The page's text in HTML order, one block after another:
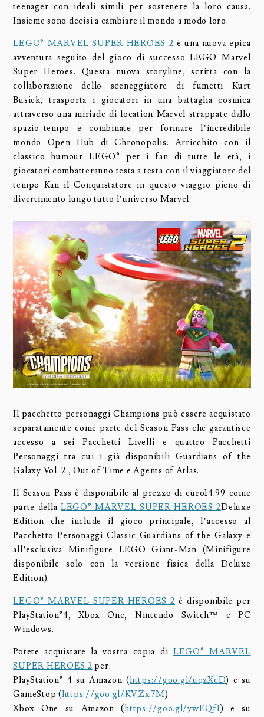
teenager con ideali simili per sostenere la loro causa.
Insieme sono decisi a cambiare il mondo a modo loro.
LEGO® MARVEL SUPER HEROES 2 è una nuova epica
avventura seguito del gioco di successo LEGO Marvel
Super Heroes. Questa nuova storyline, scritta con la
collaborazione dello sceneggiatore di fumetti Kurt
Busiek, trasporta i giocatori in una battaglia cosmica
attraverso una miriade di location Marvel strappate dallo
spazio-tempo e combinate per formare l’incredibile
mondo Open Hub di Chronopolis. Arricchito con il
classico humour LEGO® per i fan di tutte le età, i
giocatori combatteranno testa a testa con il viaggiatore del
tempo Kan il Conquistatore in questo viaggio pieno di
divertimento lungo tutto l’universo Marvel.
Il pacchetto personaggi Champions può essere acquistato
separatamente come parte del Season Pass che garantisce
accesso a sei Pacchetti Livelli e quattro Pacchetti
Personaggi tra cui i già disponibili Guardians of the
Galaxy Vol. 2 , Out of Time e Agents of Atlas.
Il Season Pass è disponibile al prezzo di euro14.99 come
parte della LEGO® MARVEL SUPER HEROES 2Deluxe
Edition che include il gioco principale, l’accesso al
Pacchetto Personaggi Classic Guardians of the Galaxy e
all’esclusiva Minifigure LEGO Giant-Man (Minifigure
disponibile solo con la versione fisica della Deluxe
Edition).
LEGO® MARVEL SUPER HEROES 2 è disponibile per
PlayStation®4, Xbox One, Nintendo Switch™ e PC
Windows.
Potete acquistare la vostra copia di LEGO® MARVEL
SUPER HEROES 2 per:
PlayStation® 4 su Amazon (https://goo.gl/uqzXcD) e su
GameStop (https://goo.gl/KVZx7M)
Xbox One su Amazon (https://goo.gl/ywEQf1) e su